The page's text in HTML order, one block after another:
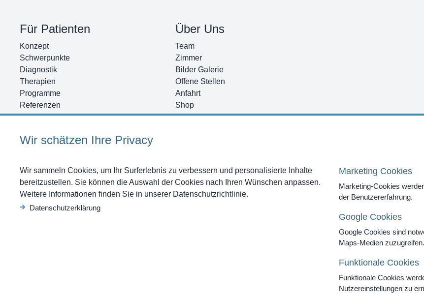
Wir schätzen Ihre Privacy
Wir sammeln Cookies, um Ihr Surferlebnis zu verbessern und personalisierte Inhalte
bereitzustellen. Sie können die Auswahl der Cookies nach Ihren Wünschen anpassen.
Weitere Informationen finden Sie in unserer Datenschutzrichtlinie.
Datenschutzerklärung
Marketing Cookies
Marketing-Cookies
der Benutzererfahrung.
Google Cookies
Google Cookies sind
Maps-Medien zuzugreifen.
Funktionale Cookies
Funktionale Cookies
Nutzereinstellungen zu
Für Patienten
Konzept
Schwerpunkte
Diagnostik
Therapien
Programme
Referenzen
News
Anfrage
Über Uns
Team
Zimmer
Bilder Galerie
Offene Stellen
Anfahrt
Shop
Gutscheine kaufen
EN | IT
Copyright 2026 Swiss Mountain Clinic AG | Alle Rechte vorbehalten |